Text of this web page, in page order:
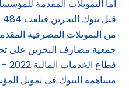
اما التمويلات المقدمة
من التمويلات المصرفية
جمعية مصارف البحرين على
مساهمة البنوك في تمويل